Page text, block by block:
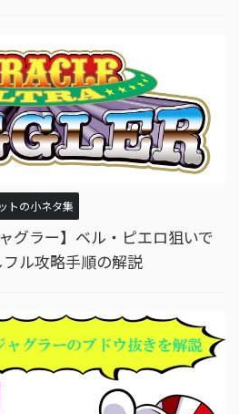
トの小ネタ集
グラー】ベル・ピエロ狙いで
ル攻略手順の解説